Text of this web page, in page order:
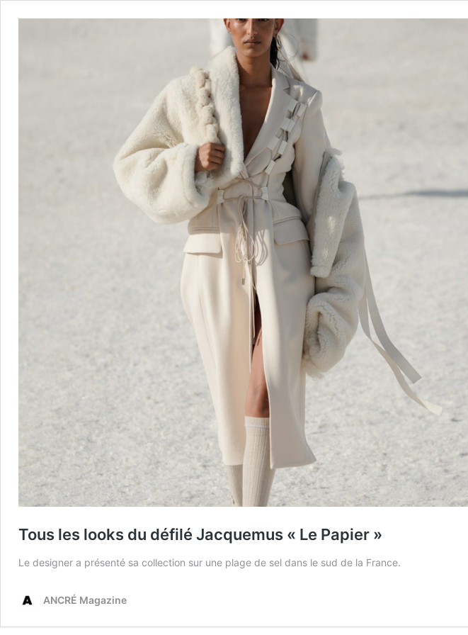
Tous les looks du défilé Jacquemus « Le Papier »
Le designer a présenté sa collection sur une plage de sel dans le sud de la France.
ANCRÉ Magazine